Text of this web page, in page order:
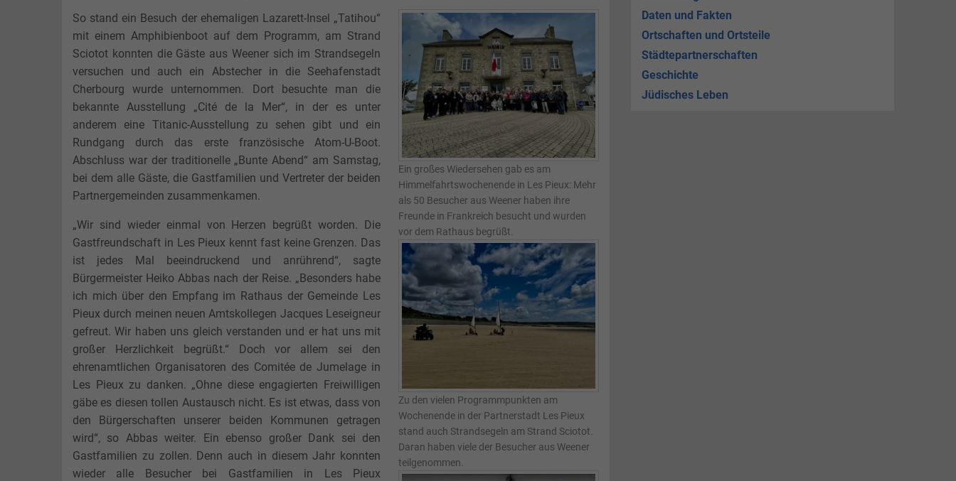
Plattdeutsch
Paddel und Pedal
Photovoltaik
Freiflächenanlagen
Ein großes Wiedersehen gab es am
Himmelfahrtswochenende in Les Pieux: Mehr
als 50 Besucher aus Weener haben ihre
Freunde in Frankreich besucht und wurden
vor dem Rathaus begrüßt.
Zu den vielen Programmpunkten am
Wochenende in der Partnerstadt Les Pieux
stand auch Strandsegeln am Strand Sciotot.
Daran haben viele der Besucher aus Weener
teilgenommen.
So stand ein Besuch der ehemaligen Lazarett-Insel „Tatihou“
mit einem Amphibienboot auf dem Programm, am Strand
Sciotot konnten die Gäste aus Weener sich im Strandsegeln
versuchen und auch ein Abstecher in die Seehafenstadt
Cherbourg wurde unternommen. Dort besuchte man die
bekannte Ausstellung „Cité de la Mer“, in der es unter
anderem eine Titanic-Ausstellung zu sehen gibt und ein
Rundgang durch das erste französische Atom-U-Boot.
Abschluss war der traditionelle „Bunte Abend“ am Samstag,
bei dem alle Gäste, die Gastfamilien und Vertreter der beiden
Partnergemeinden zusammenkamen.
„Wir sind wieder einmal von Herzen begrüßt worden. Die
Gastfreundschaft in Les Pieux kennt fast keine Grenzen. Das
ist jedes Mal beeindruckend und anrührend“, sagte
Bürgermeister Heiko Abbas nach der Reise. „Besonders habe
ich mich über den Empfang im Rathaus der Gemeinde Les
Pieux durch meinen neuen Amtskollegen Jacques Leseigneur
gefreut. Wir haben uns gleich verstanden und er hat uns mit
großer Herzlichkeit begrüßt.“ Doch vor allem sei den
ehrenamtlichen Organisatoren des Comitée de Jumelage in
Les Pieux zu danken. „Ohne diese engagierten Freiwilligen
gäbe es diesen tollen Austausch nicht. Es ist etwas, dass von
den Bürgerschaften unserer beiden Kommunen getragen
wird“, so Abbas weiter. Ein ebenso großer Dank sei den
Gastfamilien zu zollen. Denn auch in diesem Jahr konnten
wieder alle Besucher bei Gastfamilien in Les Pieux
Daten und Fakten
Ortschaften und Ortsteile
Städtepartnerschaften
Geschichte
Jüdisches Leben